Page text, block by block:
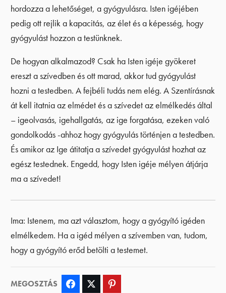
hordozza a lehetőséget, a gyógyulásra. Isten igéjében
pedig ott rejlik a kapacitás, az élet és a képesség, hogy
gyógyulást hozzon a testünknek.
De hogyan alkalmazod? Csak ha Isten igéje gyökeret
ereszt a szívedben és ott marad, akkor tud gyógyulást
hozni a testedben. A fejbéli tudás nem elég. A Szentírásnak
át kell itatnia az elmédet és a szívedet az elmélkedés által
– igeolvasás, igehallgatás, az ige forgatása, ezeken való
gondolkodás -ahhoz hogy gyógyulás történjen a testedben.
És amikor az Ige átitatja a szívedet gyógyulást hozhat az
egész testednek. Engedd, hogy Isten igéje mélyen átjárja
ma a szívedet!
Ima: Istenem, ma azt választom, hogy a gyógyító igéden
elmélkedem. Ha a igéd mélyen a szívemben van, tudom,
hogy a gyógyító erőd betölti a testemet.
MEGOSZTÁS Facebook Twitter